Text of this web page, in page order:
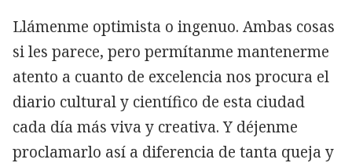
Llámenme optimista o ingenuo. Ambas cosas
si les parece, pero permítanme mantenerme
atento a cuanto de excelencia nos procura el
diario cultural y científico de esta ciudad
cada día más viva y creativa. Y déjenme
proclamarlo así a diferencia de tanta queja y